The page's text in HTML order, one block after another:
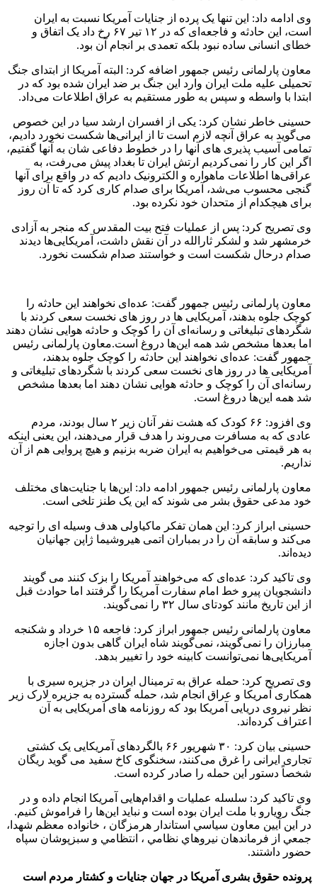
وی ادامه داد: این تنها یک پرده از جنایات آمریکا نسبت به ایران
است، این حادثه و فاجعه‌ای که در ۱۲ تیر ۶۷ رخ داد یک اتفاق و
خطای انسانی ساده نبود بلکه تعمدی بر انجام آن بود.
معاون پارلمانی رئیس جمهور اضافه کرد: البته آمریکا از ابتدای جنگ
تحمیلی علیه ملت ایران وارد این جنگ بر ضد ایران شده بود که در
ابتدا با واسطه و سپس به طور مستقیم به عراق اطلاعات می‌داد.
حسینی خاطر نشان کرد: یکی از افسران ارشد سیا در این خصوص
می‌گوید به عراق آنچه لازم است تا از ایرانی‌ها شکست نخورد دادیم،
تمامی آسیب پذیری های آنها را در خطوط دفاعی شان به آنها گفتیم،
اگر این کار را نمی‌کردیم ارتش ایران تا بغداد پیش می‌رفت، به
عراقی‌ها اطلاعات ماهواره و الکترونیک دادیم که در واقع برای آنها
گنجی محسوب می‌شد، آمریکا برای صدام کاری کرد که تا آن روز
برای هیچکدام از متحدان خود نکرده بود.
وی تصریح کرد: پس از عملیات فتح بیت المقدس که منجر به آزادی
خرمشهر شد و لشکر ثارالله در آن نقش داشت، آمریکایی‌ها دیدند
صدام درحال شکست است و خواستند صدام شکست نخورد.
معاون پارلمانی رئیس جمهور گفت: عده‌ای نخواهند این حادثه را
کوچک جلوه بدهند، آمریکایی ها در روز های نخست سعی کردند با
شگردهای تبلیغاتی و رسانه‌ای آن را کوچک و حادثه هوایی نشان دهند
اما بعدها مشخص شد همه این‌ها دروغ است.معاون پارلمانی رئیس
جمهور گفت: عده‌ای نخواهند این حادثه را کوچک جلوه بدهند،
آمریکایی ها در روز های نخست سعی کردند با شگردهای تبلیغاتی و
رسانه‌ای آن را کوچک و حادثه هوایی نشان دهند اما بعدها مشخص
شد همه این‌ها دروغ است.
وی افزود: ۶۶ کودک که هشت نفر آنان زیر ۲ سال بودند، مردم
عادی که به مسافرت می‌روند را هدف قرار می‌دهند، این یعنی اینکه
به هر قیمتی می‌خواهیم به ایران ضربه بزنیم و هیچ پروایی هم از آن
نداریم.
معاون پارلمانی رئیس جمهور ادامه داد: این‌ها با جنایت‌های مختلف
خود مدعی حقوق بشر می شوند که این یک طنز تلخی است.
حسینی ابراز کرد: این همان تفکر ماکیاولی هدف وسیله ای را توجیه
می‌کند و سابقه آن را در بمباران اتمی هیروشیما ژاپن جهانیان
دیده‌اند.
وی تاکید کرد: عده‌ای که می‌خواهند آمریکا را بزک کنند می گویند
دانشجویان پیرو خط امام سفارت آمریکا را گرفتند اما حوادث قبل
از این تاریخ مانند کودتای سال ۳۲ را نمی‌گویند.
معاون پارلمانی رئیس جمهور ابراز کرد: فاجعه ۱۵ خرداد و شکنجه
مبارزان را نمی‌گویند، نمی‌گویند شاه ایران گاهی بدون اجازه
آمریکایی‌ها نمی‌توانست کابینه خود را تغییر بدهد.
وی تصریح کرد: حمله عراق به ترمینال ایران در جزیره سیری با
همکاری آمریکا و عراق انجام شد، حمله گسترده به جزیره لارک زیر
نظر نیروی دریایی آمریکا بود که روزنامه های آمریکایی به آن
اعتراف کرده‌اند.
حسینی بیان کرد: ۳۰ شهریور ۶۶ بالگردهای آمریکایی یک کشتی
تجاری ایرانی را غرق می‌کنند، سخنگوی کاخ سفید می گوید ریگان
شخصاً دستور این حمله را صادر کرده است.
وی تاکید کرد: سلسله عملیات و اقدام‌هایی آمریکا انجام داده و در
جنگ رویارو با ملت ایران بوده است و نباید این‌ها را فراموش کنیم.
در اين آيين معاون سياسي استاندار هرمزگان ، خانواده معظم شهدا،
جمعي از فرماندهان نيروهاي نظامي ، انتظامي و سبزپوشان سپاه
حضور داشتند.
پرونده حقوق بشری آمریکا در جهان جنایات و کشتار مردم است